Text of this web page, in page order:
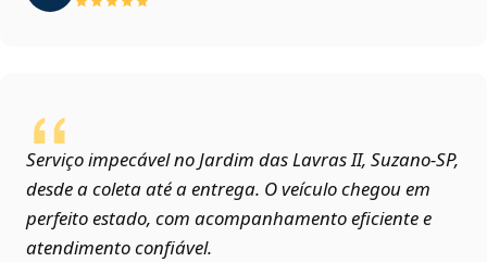
Serviço impecável no Jardim das Lavras II, Suzano‑SP,
desde a coleta até a entrega. O veículo chegou em
perfeito estado, com acompanhamento eficiente e
atendimento confiável.